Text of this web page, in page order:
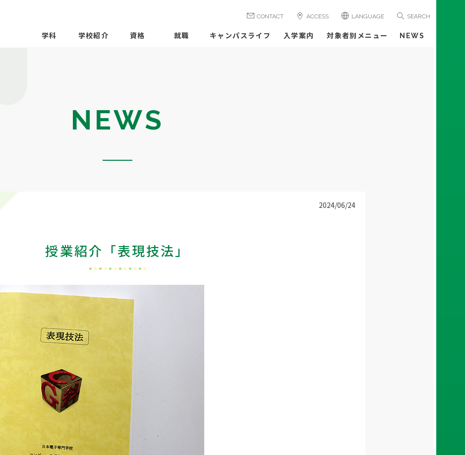
CONTACT ACCESS LANGUAGE SEARCH
学科 学校紹介 資格 就職 キャンパスライフ 入学案内 対象者別メニュー NEWS
NEWS
2024/06/24
授業紹介「表現技法」